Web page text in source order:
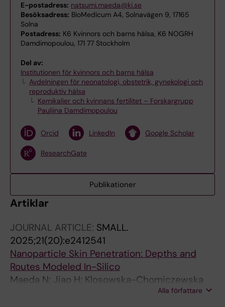
E-postadress: natsumi.maeda@ki.se
Besöksadress: BioMedicum A4, Solnavägen 9, 17165
Solna
Postadress: K6 Kvinnors och barns hälsa, K6 NOGRH
Damdimopoulou, 171 77 Stockholm
Del av:
Institutionen för kvinnors och barns hälsa
Avdelningen för neonatologi, obstetrik, gynekologi och
reproduktiv hälsa
Kemikalier och kvinnans fertilitet – Forskargrupp
Pauliina Damdimopoulou
Orcid LinkedIn Google Scholar
ResearchGate
Publikationer
Artiklar
JOURNAL ARTICLE: SMALL.
2025;21(20):e2412541
Nanoparticle Skin Penetration: Depths and
Routes Modeled In-Silico
Maeda N; Jiao H; Klosowska-Chomiczewska
IE; Artichowicz W; Preiss U; Szumala P;Alla författare